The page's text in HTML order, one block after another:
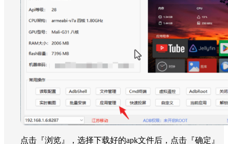
点击『浏览』，选择下载好的apk文件后，点击『确定』